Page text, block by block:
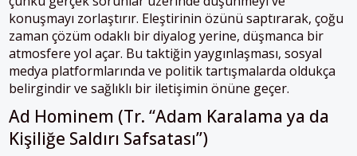
konuşmayı zorlaştırır. Eleştirinin özünü saptırarak, çoğu
zaman çözüm odaklı bir diyalog yerine, düşmanca bir
atmosfere yol açar. Bu taktiğin yaygınlaşması, sosyal
medya platformlarında ve politik tartışmalarda oldukça
belirgindir ve sağlıklı bir iletişimin önüne geçer.
Ad Hominem (Tr. “Adam Karalama ya da
Kişiliğe Saldırı Safsatası”)